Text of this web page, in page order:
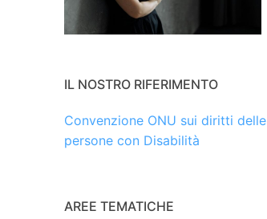
IL NOSTRO RIFERIMENTO
Convenzione ONU sui diritti delle
persone con Disabilità
AREE TEMATICHE